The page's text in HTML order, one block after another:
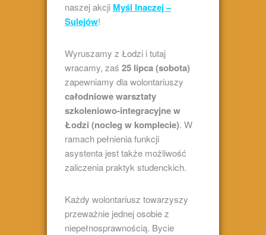
naszej akcji Myśl Inaczej –
Sulejów!
Wyruszamy z Łodzi i tutaj
wracamy, zaś 25 lipca (sobota)
zapewniamy dla wolontariuszy
całodniowe warsztaty
szkoleniowo-integracyjne w
Łodzi (nocleg w komplecie). W
ramach pełnienia funkcji
asystenta jest także możliwość
zaliczenia praktyk studenckich.
Każdy wolontariusz towarzyszy
przeważnie jednej osobie z
niepełnosprawnością. Bycie